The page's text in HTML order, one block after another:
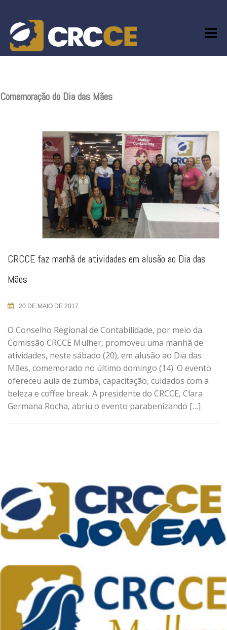
content
Comemoração do Dia das Mães
CRCCE faz manhã de atividades em alusão ao Dia das
Mães
20 DE MAIO DE 2017
O Conselho Regional de Contabilidade, por meio da
Comissão CRCCE Mulher, promoveu uma manhã de
atividades, neste sábado (20), em alusão ao Dia das
Mães, comemorado no último domingo (14). O evento
ofereceu aula de zumba, capacitação, cuidados com a
beleza e coffee break. A presidente do CRCCE, Clara
Germana Rocha, abriu o evento parabenizando […]